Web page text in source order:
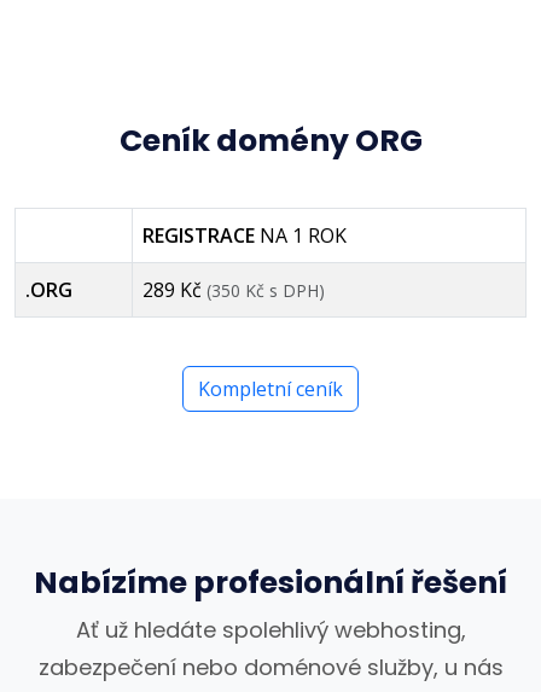
Ceník domény ORG
REGISTRACE NA 1 ROK
.ORG 289 Kč (350 Kč s DPH)
Kompletní ceník
Nabízíme profesionální řešení
Ať už hledáte spolehlivý webhosting,
zabezpečení nebo doménové služby, u nás